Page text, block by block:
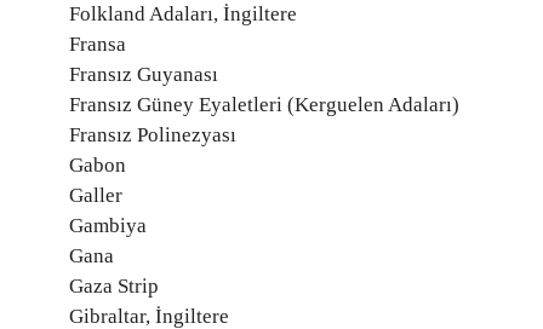
Folkland Adaları, İngiltere
Fransa
Fransız Guyanası
Fransız Güney Eyaletleri (Kerguelen Adaları)
Fransız Polinezyası
Gabon
Galler
Gambiya
Gana
Gaza Strip
Gibraltar, İngiltere